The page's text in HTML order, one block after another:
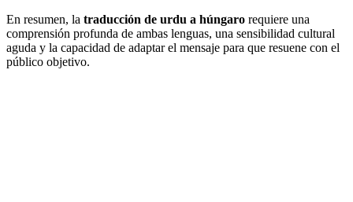
En resumen, la traducción de urdu a húngaro requiere una
comprensión profunda de ambas lenguas, una sensibilidad cultural
aguda y la capacidad de adaptar el mensaje para que resuene con el
público objetivo.